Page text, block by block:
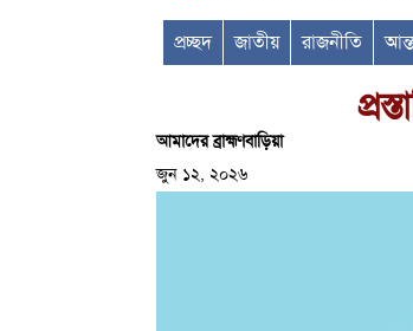
প্রচ্ছদ জাতীয় রাজনীতি
আমাদের ব্রাহ্মণবাড়িয়া
জুন ১২, ২০২৬